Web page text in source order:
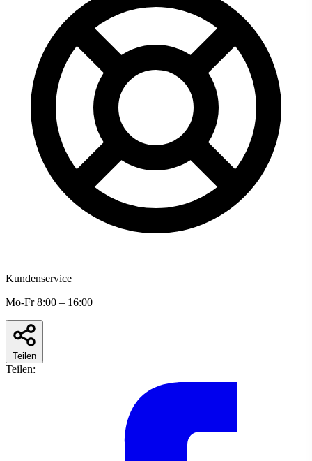
Kundenservice
Mo-Fr 8:00 – 16:00
Teilen
Teilen: